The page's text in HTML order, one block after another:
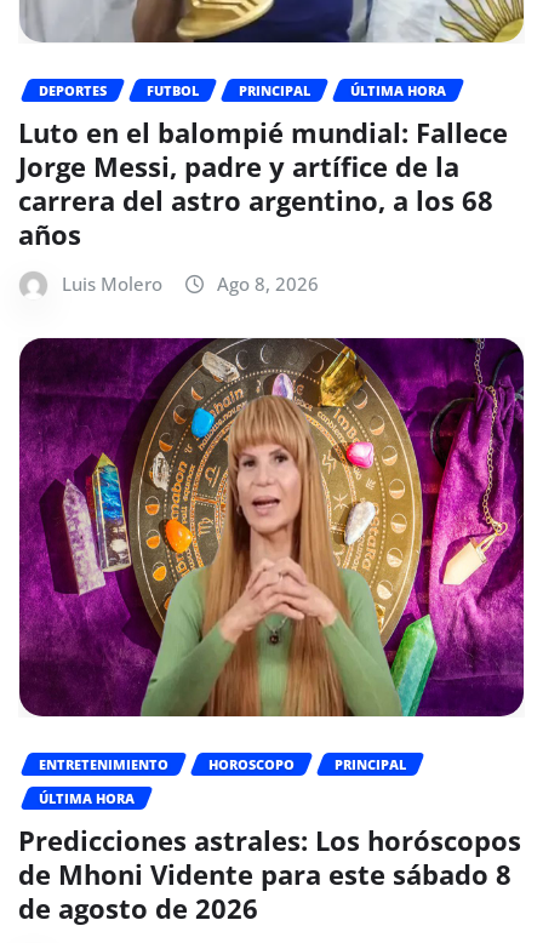
DEPORTES FUTBOL PRINCIPAL ÚLTIMA HORA
Luto en el balompié mundial: Fallece
Jorge Messi, padre y artífice de la
carrera del astro argentino, a los 68
años
Luis Molero Ago 8, 2026
ENTRETENIMIENTO HOROSCOPO
PRINCIPAL
ÚLTIMA HORA
Predicciones astrales: Los horóscopos
de Mhoni Vidente para este sábado 8
de agosto de 2026